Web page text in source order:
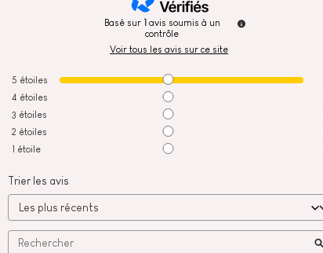
Basé sur 1 avis soumis à un
contrôle
Voir tous les avis sur ce site
5 étoiles
4 étoiles
3 étoiles
2 étoiles
1 étoile
Trier les avis